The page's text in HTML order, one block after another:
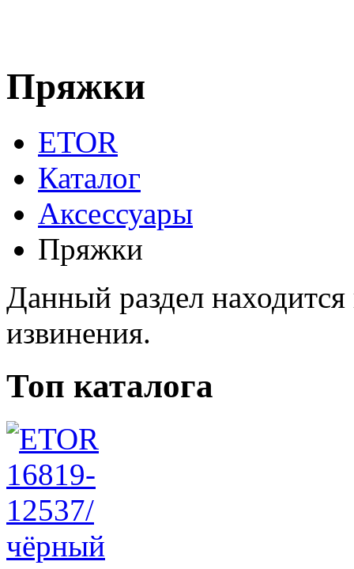
Пряжки
ETOR
Каталог
Аксессуары
Пряжки
Данный раздел
извинения.
Топ каталога